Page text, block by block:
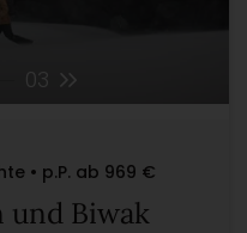
03
• p.P. ab 969 €
und Biwak